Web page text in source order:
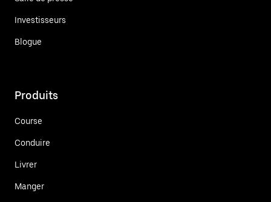
Investisseurs
Blogue
Produits
Course
Conduire
Livrer
Manger